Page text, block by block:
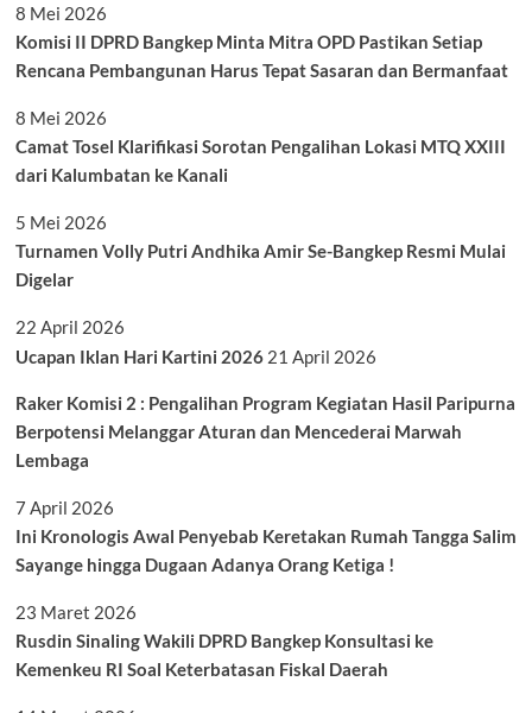
8 Mei 2026
Komisi II DPRD Bangkep Minta Mitra OPD Pastikan Setiap
Rencana Pembangunan Harus Tepat Sasaran dan Bermanfaat
8 Mei 2026
Camat Tosel Klarifikasi Sorotan Pengalihan Lokasi MTQ XXIII
dari Kalumbatan ke Kanali
5 Mei 2026
Turnamen Volly Putri Andhika Amir Se-Bangkep Resmi Mulai
Digelar
22 April 2026
Ucapan Iklan Hari Kartini 2026 21 April 2026
Raker Komisi 2 : Pengalihan Program Kegiatan Hasil Paripurna
Berpotensi Melanggar Aturan dan Mencederai Marwah
Lembaga
7 April 2026
Ini Kronologis Awal Penyebab Keretakan Rumah Tangga Salim
Sayange hingga Dugaan Adanya Orang Ketiga !
23 Maret 2026
Rusdin Sinaling Wakili DPRD Bangkep Konsultasi ke
Kemenkeu RI Soal Keterbatasan Fiskal Daerah